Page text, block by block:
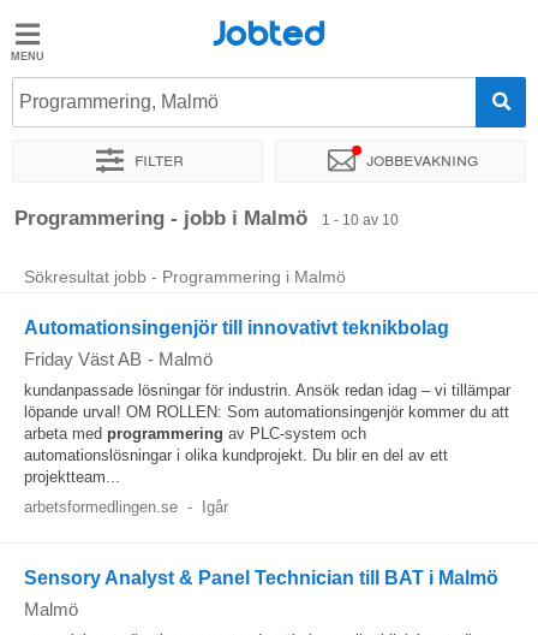
Jobted
Jobb
Jobted
Programmering, Malmö
Filter Jobbevakning
Sortera efter Exakt plats Rekryterare
Programmering - jobb i Malmö 1 - 10 av 10
Sökresultat jobb - Programmering i Malmö
Automationsingenjör till innovativt teknikbolag
Friday Väst AB - Malmö
kundanpassade lösningar för industrin. Ansök redan idag – vi tillämpar
löpande urval! OM ROLLEN: Som automationsingenjör kommer du att
arbeta med programmering av PLC-system och
automationslösningar i olika kundprojekt. Du blir en del av ett
projektteam...
arbetsformedlingen.se - Igår
Sensory Analyst & Panel Technician till BAT i Malmö
Malmö